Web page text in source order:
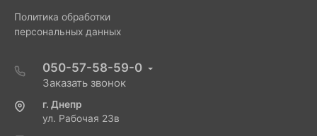
Политика обработки
персональных данных
050-57-58-59-0
Заказать звонок
г. Днепр
ул. Рабочая 23в